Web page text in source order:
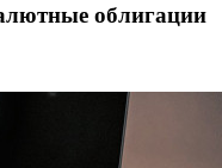
облигации